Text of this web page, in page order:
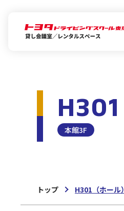
H301
本館3F
トップ H301 （ホール）